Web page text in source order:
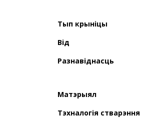
Тып крыніцы
Від
Разнавіднасць
Матэрыял
Тэхналогія стварэння